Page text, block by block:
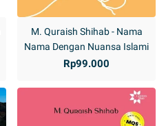
M. Quraish Shihab - Nama
Nama Dengan Nuansa Islami
Rp99.000